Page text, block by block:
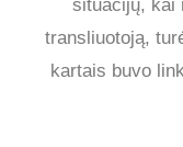
situacijų, kai
transliuotoją,
kartais buvo